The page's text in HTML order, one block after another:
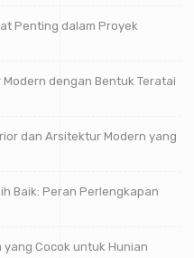
Penting dalam Proyek
dengan Bentuk Teratai
dan Arsitektur Modern yang
Baik: Peran Perlengkapan
yang Cocok untuk Hunian